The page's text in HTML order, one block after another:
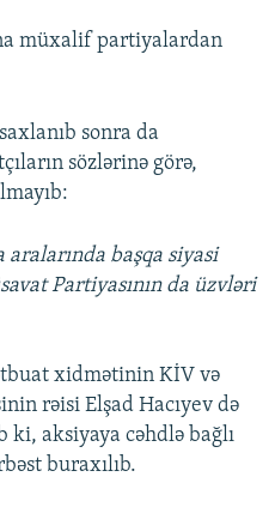
müxalif partiyalardan
sonra da
sözlərinə görə,
aralarında başqa siyasi
Partiyasının da üzvləri
xidmətinin KİV və
rəisi Elşad Hacıyev də
aksiyaya cəhdlə bağlı
buraxılıb.